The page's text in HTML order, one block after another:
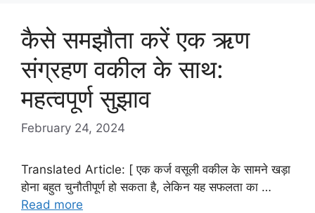
कैसे समझौता करें एक ऋण
संग्रहण वकील के साथ:
महत्वपूर्ण सुझाव
February 24, 2024
Translated Article: [ एक कर्ज वसूली वकील के सामने खड़ा
होना बहुत चुनौतीपूर्ण हो सकता है, लेकिन यह सफलता का …
Read more